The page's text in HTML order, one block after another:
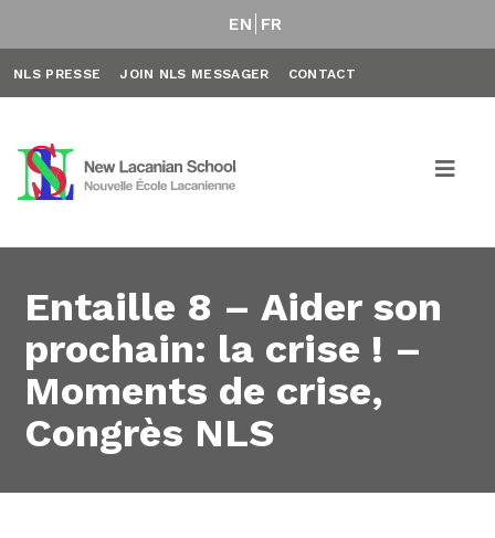
EN FR
NLS PRESSE JOIN NLS MESSAGER CONTACT
Entaille 8 – Aider son
prochain: la crise ! –
Moments de crise,
Congrès NLS